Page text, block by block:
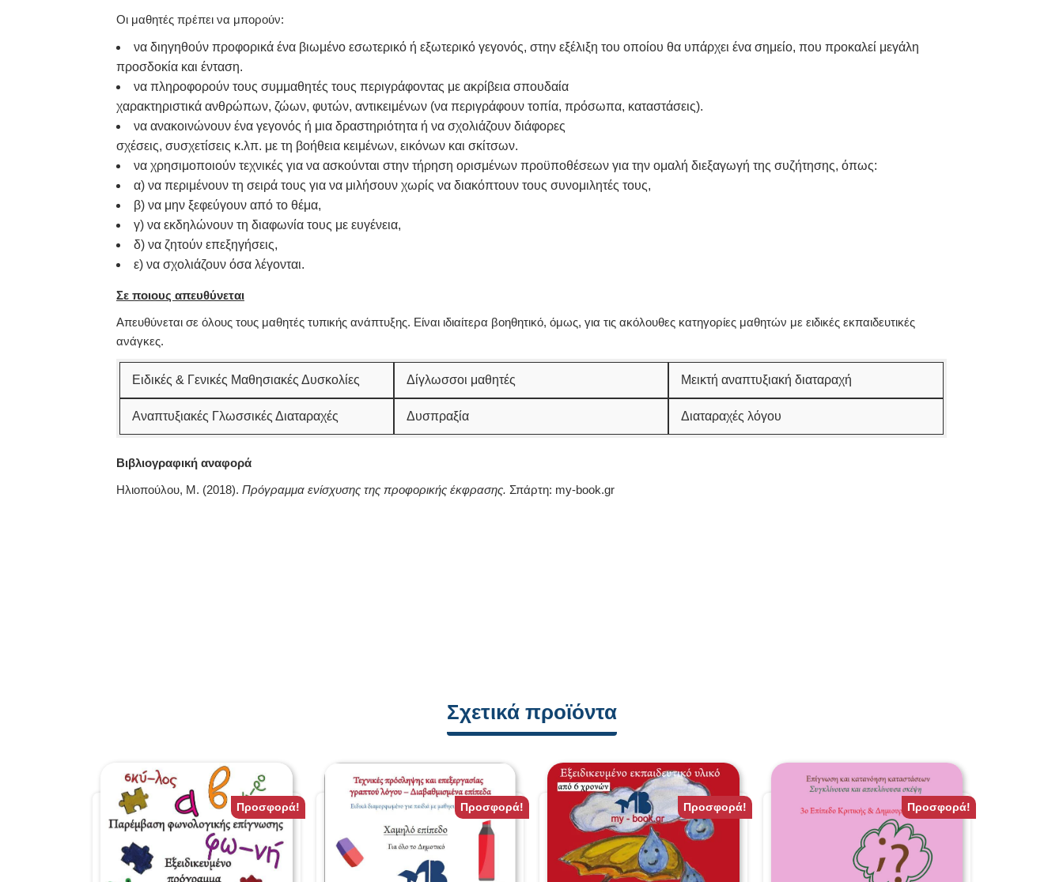
Οι μαθητές πρέπει να μπορούν:
να διηγηθούν προφορικά ένα βιωμένο εσωτερικό ή εξωτερικό γεγονός, στην εξέλιξη του οποίου θα υπάρχει ένα σημείο, που προκαλεί μεγάλη
προσδοκία και ένταση.
να πληροφορούν τους συμμαθητές τους περιγράφοντας με ακρίβεια σπουδαία
χαρακτηριστικά ανθρώπων, ζώων, φυτών, αντικειμένων (να περιγράφουν τοπία, πρόσωπα, καταστάσεις).
να ανακοινώνουν ένα γεγονός ή μια δραστηριότητα ή να σχολιάζουν διάφορες
σχέσεις, συσχετίσεις κ.λπ. με τη βοήθεια κειμένων, εικόνων και σκίτσων.
να χρησιμοποιούν τεχνικές για να ασκούνται στην τήρηση ορισμένων προϋποθέσεων για την ομαλή διεξαγωγή της συζήτησης, όπως:
α) να περιμένουν τη σειρά τους για να μιλήσουν χωρίς να διακόπτουν τους συνομιλητές τους,
β) να μην ξεφεύγουν από το θέμα,
γ) να εκδηλώνουν τη διαφωνία τους με ευγένεια,
δ) να ζητούν επεξηγήσεις,
ε) να σχολιάζουν όσα λέγονται.
Σε ποιους απευθύνεται
Απευθύνεται σε όλους τους μαθητές τυπικής ανάπτυξης. Είναι ιδιαίτερα βοηθητικό, όμως, για τις ακόλουθες κατηγορίες μαθητών με ειδικές εκπαιδευτικές
ανάγκες.
Ειδικές & Γενικές Μαθησιακές Δυσκολίες Δίγλωσσοι μαθητές Μεικτή αναπτυξιακή διαταραχή
Αναπτυξιακές Γλωσσικές Διαταραχές Δυσπραξία Διαταραχές λόγου
Βιβλιογραφική αναφορά
Ηλιοπούλου, Μ. (2018). Πρόγραμμα ενίσχυσης της προφορικής έκφρασης. Σπάρτη: my-book.gr
Σχετικά προϊόντα
Προσφορά! Προσφορά! Προσφορά! Προσφορά!